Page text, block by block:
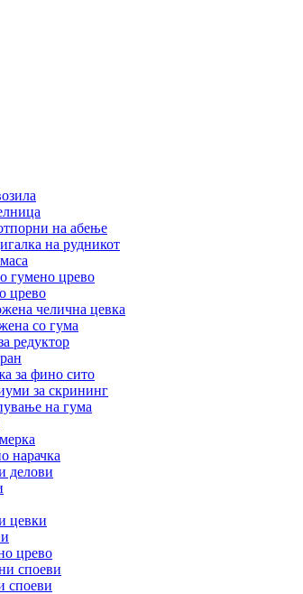
на абење
на рудникот
гумено црево
црево
челична цевка
со гума
редуктор
за фино сито
за скрининг
на гума
нарачка
делови
цевки
црево
споеви
споеви